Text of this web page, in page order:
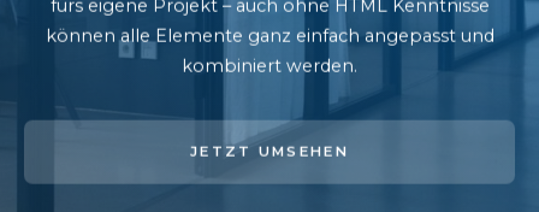
fürs eigene Projekt – auch ohne HTML Kenntnisse
können alle Elemente ganz einfach angepasst und
kombiniert werden.
JETZT UMSEHEN